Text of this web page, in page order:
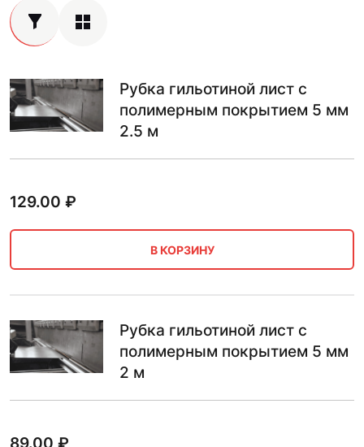
Рубка гильотиной лист с
полимерным покрытием 5 мм
2.5 м
129.00 ₽
В КОРЗИНУ
Рубка гильотиной лист с
полимерным покрытием 5 мм
2 м